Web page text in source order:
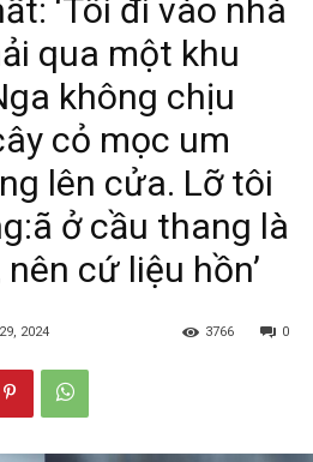
‘Tôi đi vào nhà
qua một khu
không chịu
cỏ mọc um
lên cửa. Lỡ tôi
ở cầu thang là
cứ liệu hồn’
2024 0
3766